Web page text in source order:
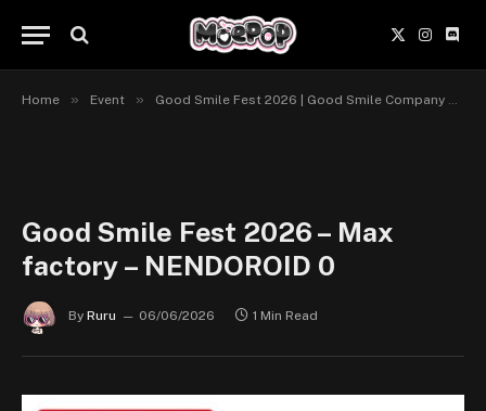
X
(Twitter)
Home » Event » Good Smile Fest 2026 | Good Smile Company ② Nendoroid
Good Smile Fest 2026 – Max
factory – NENDOROID 0
By Ruru 06/06/2026 1 Min Read